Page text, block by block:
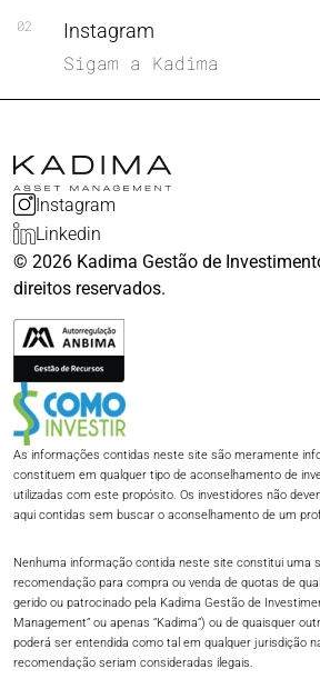
02
Instagram
Sigam a Kadima
Instagram
Linkedin
© 2026 Kadima Gestão de
direitos reservados.
As informações contidas neste site são meramente
constituem em qualquer tipo de aconselhamento de
utilizadas com este propósito. Os investidores não
aqui contidas sem buscar o aconselhamento de um
Nenhuma informação contida neste site constitui uma
recomendação para compra ou venda de quotas de
gerido ou patrocinado pela Kadima Gestão de
Management” ou apenas “Kadima”) ou de quaisquer
poderá ser entendida como tal em qualquer jurisdição
recomendação seriam consideradas ilegais.​